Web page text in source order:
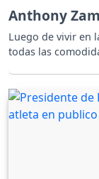
Anthony
Luego de vivir en
todas las